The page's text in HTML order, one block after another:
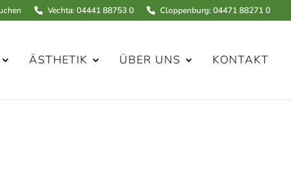
über Doctolib (öffnet in neuem Tab)
Telefonnummer MVZ
Vechta: 04441 88753 0 Telefonnummer MVZ
Cloppenburg: 04471 88271 0
ÄSTHETIK ÜBER UNS KONTAKT